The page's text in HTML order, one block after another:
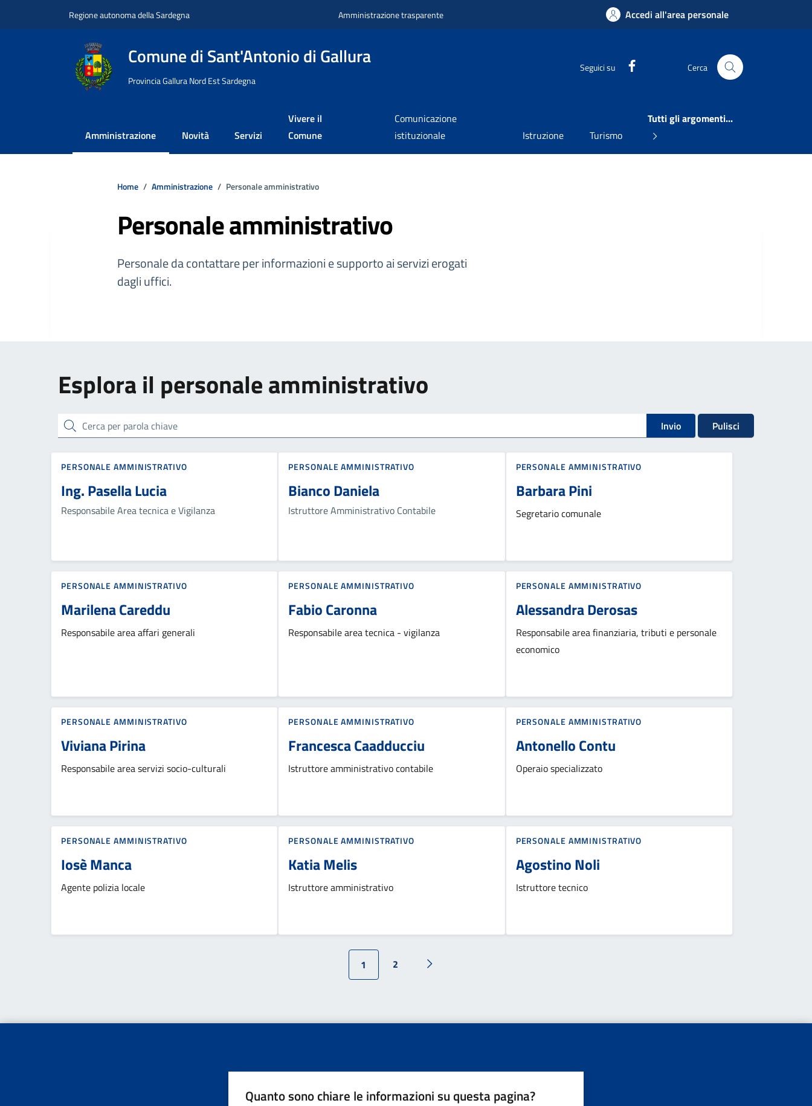
Regione autonoma della Sardegna Amministrazione trasparente Accedi all'area personale
Comune di Sant'Antonio di Gallura
Provincia Gallura Nord Est Sardegna
Seguici su Cerca
Amministrazione Novità Servizi
Vivere il
Comune
Comunicazione
istituzionale
Istruzione Turismo
Tutti gli argomenti...
Home Amministrazione Personale amministrativo
Personale amministrativo
Personale da contattare per informazioni e supporto ai servizi erogati
dagli uffici.
Esplora il personale amministrativo
cerca Invio Pulisci
PERSONALE AMMINISTRATIVO
Ing. Pasella Lucia
Responsabile Area tecnica e Vigilanza
PERSONALE AMMINISTRATIVO
Bianco Daniela
Istruttore Amministrativo Contabile
PERSONALE AMMINISTRATIVO
Barbara Pini
Segretario comunale
PERSONALE AMMINISTRATIVO
Marilena Careddu
Responsabile area affari generali
PERSONALE AMMINISTRATIVO
Fabio Caronna
Responsabile area tecnica - vigilanza
PERSONALE AMMINISTRATIVO
Alessandra Derosas
Responsabile area finanziaria, tributi e personale
economico
PERSONALE AMMINISTRATIVO
Viviana Pirina
Responsabile area servizi socio-culturali
PERSONALE AMMINISTRATIVO
Francesca Caadducciu
Istruttore amministrativo contabile
PERSONALE AMMINISTRATIVO
Antonello Contu
Operaio specializzato
PERSONALE AMMINISTRATIVO
Iosè Manca
Agente polizia locale
PERSONALE AMMINISTRATIVO
Katia Melis
Istruttore amministrativo
PERSONALE AMMINISTRATIVO
Agostino Noli
Istruttore tecnico
1 2
Quanto sono chiare le informazioni su questa pagina?